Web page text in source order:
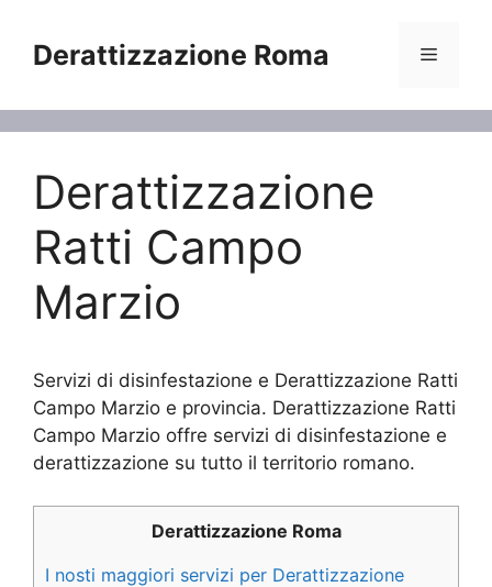
contenuto
Derattizzazione Roma Menu
Derattizzazione
Ratti Campo
Marzio
Servizi di disinfestazione e Derattizzazione Ratti
Campo Marzio e provincia. Derattizzazione Ratti
Campo Marzio offre servizi di disinfestazione e
derattizzazione su tutto il territorio romano.
Derattizzazione Roma
I nosti maggiori servizi per Derattizzazione